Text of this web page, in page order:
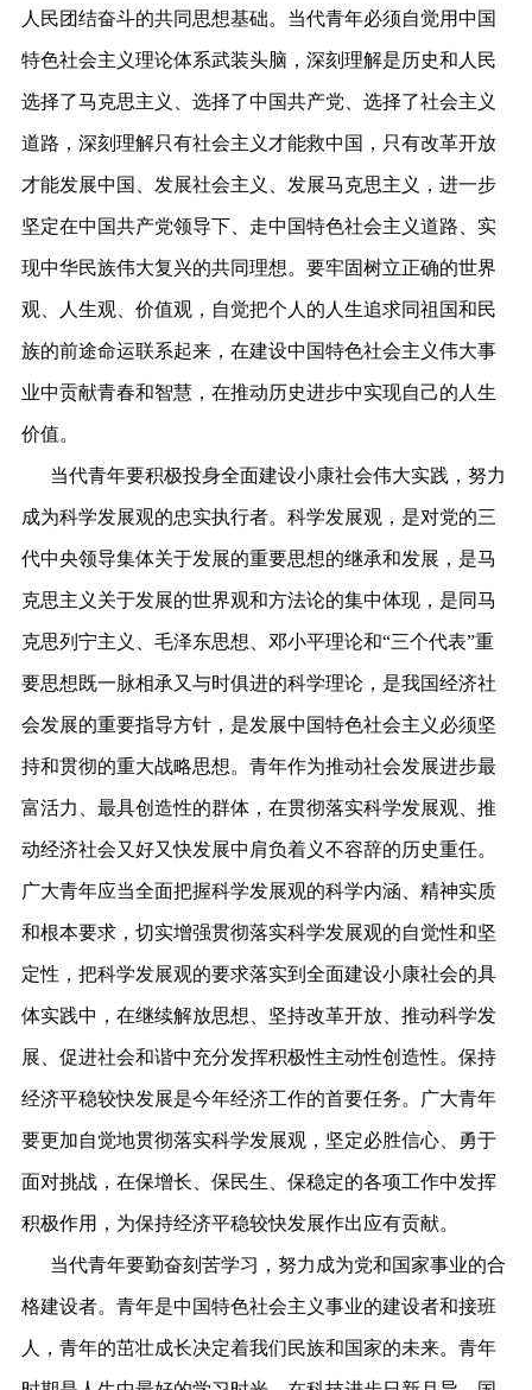
人民团结奋斗的共同思想基础。当代青年必须自觉用中国
特色社会主义理论体系武装头脑，深刻理解是历史和人民
选择了马克思主义、选择了中国共产党、选择了社会主义
道路，深刻理解只有社会主义才能救中国，只有改革开放
才能发展中国、发展社会主义、发展马克思主义，进一步
坚定在中国共产党领导下、走中国特色社会主义道路、实
现中华民族伟大复兴的共同理想。要牢固树立正确的世界
观、人生观、价值观，自觉把个人的人生追求同祖国和民
族的前途命运联系起来，在建设中国特色社会主义伟大事
业中贡献青春和智慧，在推动历史进步中实现自己的人生
价值。
当代青年要积极投身全面建设小康社会伟大实践，努力
成为科学发展观的忠实执行者。科学发展观，是对党的三
代中央领导集体关于发展的重要思想的继承和发展，是马
克思主义关于发展的世界观和方法论的集中体现，是同马
克思列宁主义、毛泽东思想、邓小平理论和“三个代表”重
要思想既一脉相承又与时俱进的科学理论，是我国经济社
会发展的重要指导方针，是发展中国特色社会主义必须坚
持和贯彻的重大战略思想。青年作为推动社会发展进步最
富活力、最具创造性的群体，在贯彻落实科学发展观、推
动经济社会又好又快发展中肩负着义不容辞的历史重任。
广大青年应当全面把握科学发展观的科学内涵、精神实质
和根本要求，切实增强贯彻落实科学发展观的自觉性和坚
定性，把科学发展观的要求落实到全面建设小康社会的具
体实践中，在继续解放思想、坚持改革开放、推动科学发
展、促进社会和谐中充分发挥积极性主动性创造性。保持
经济平稳较快发展是今年经济工作的首要任务。广大青年
要更加自觉地贯彻落实科学发展观，坚定必胜信心、勇于
面对挑战，在保增长、保民生、保稳定的各项工作中发挥
积极作用，为保持经济平稳较快发展作出应有贡献。
当代青年要勤奋刻苦学习，努力成为党和国家事业的合
格建设者。青年是中国特色社会主义事业的建设者和接班
人，青年的茁壮成长决定着我们民族和国家的未来。青年